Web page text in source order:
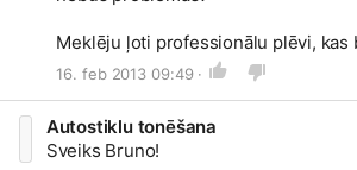
Meklēju ļoti professionālu plēvi, kas
pie kura menti nevarētu piekasīties,
16. feb 2013 09:49 ·
Autostiklu tonēšana
Sveiks Bruno!